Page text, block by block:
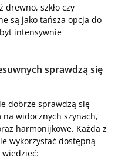
drewno, szkło czy
są jako tańsza opcja do
intensywnie
sprawdzą się
dobrze sprawdzą się
na widocznych szynach,
harmonijkowe. Każda z
wykorzystać dostępną